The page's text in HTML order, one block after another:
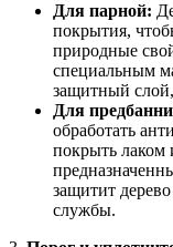
Для парной:
покрытия,
природные
специальным
защитный слой,
Для
обработать
покрыть лаком
защитит
службы.